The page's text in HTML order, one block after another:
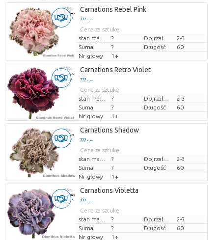
Carnations Rebel Pink
??? -,--
Cena za sztukę
?
2-3
Suma
? Długość
60
Nr głowy
1+
Carnations Retro Violet
??? -,--
Cena za sztukę
?
2-3
Suma
? Długość
60
Nr głowy
1+
Carnations Shadow
??? -,--
Cena za sztukę
?
2-3
Suma
? Długość
60
Nr głowy
1+
Carnations Violetta
??? -,--
Cena za sztukę
?
2-3
Suma
? Długość
60
Nr głowy
1+